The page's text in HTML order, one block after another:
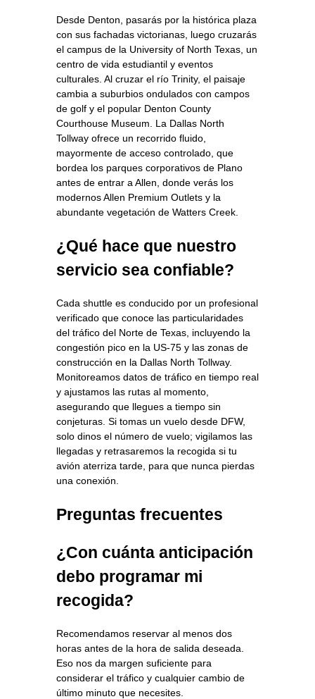
Desde Denton, pasarás por la histórica plaza
con sus fachadas victorianas, luego cruzarás
el campus de la University of North Texas, un
centro de vida estudiantil y eventos
culturales. Al cruzar el río Trinity, el paisaje
cambia a suburbios ondulados con campos
de golf y el popular Denton County
Courthouse Museum. La Dallas North
Tollway ofrece un recorrido fluido,
mayormente de acceso controlado, que
bordea los parques corporativos de Plano
antes de entrar a Allen, donde verás los
modernos Allen Premium Outlets y la
abundante vegetación de Watters Creek.
¿Qué hace que nuestro
servicio sea confiable?
Cada shuttle es conducido por un profesional
verificado que conoce las particularidades
del tráfico del Norte de Texas, incluyendo la
congestión pico en la US‑75 y las zonas de
construcción en la Dallas North Tollway.
Monitoreamos datos de tráfico en tiempo real
y ajustamos las rutas al momento,
asegurando que llegues a tiempo sin
conjeturas. Si tomas un vuelo desde DFW,
solo dinos el número de vuelo; vigilamos las
llegadas y retrasaremos la recogida si tu
avión aterriza tarde, para que nunca pierdas
una conexión.
Preguntas frecuentes
¿Con cuánta anticipación
debo programar mi
recogida?
Recomendamos reservar al menos dos
horas antes de la hora de salida deseada.
Eso nos da margen suficiente para
considerar el tráfico y cualquier cambio de
último minuto que necesites.